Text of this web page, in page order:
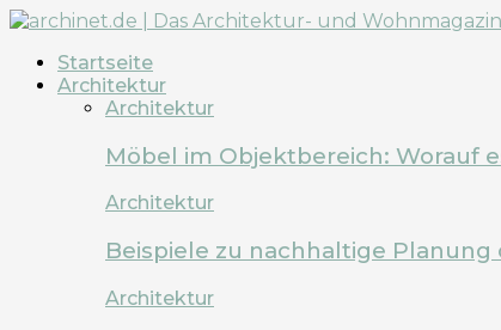
Startseite
Architektur
Architektur
Möbel im Objektbereich: Worauf
Architektur
Beispiele zu nachhaltige
Architektur